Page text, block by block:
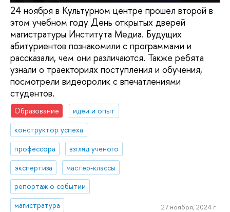
24 ноября в Культурном центре прошел второй в
этом учебном году День открытых дверей
магистратуры Института Медиа. Будущих
абитуриентов познакомили с программами и
рассказали, чем они различаются. Также ребята
узнали о траекториях поступления и обучения,
посмотрели видеоролик с впечатлениями
студентов.
Образование
идеи и опыт
конструктор успеха
профессора
взгляд ученого
экспертиза
мастер-классы
репортаж о событии
магистратура
27 ноября, 2024 г.